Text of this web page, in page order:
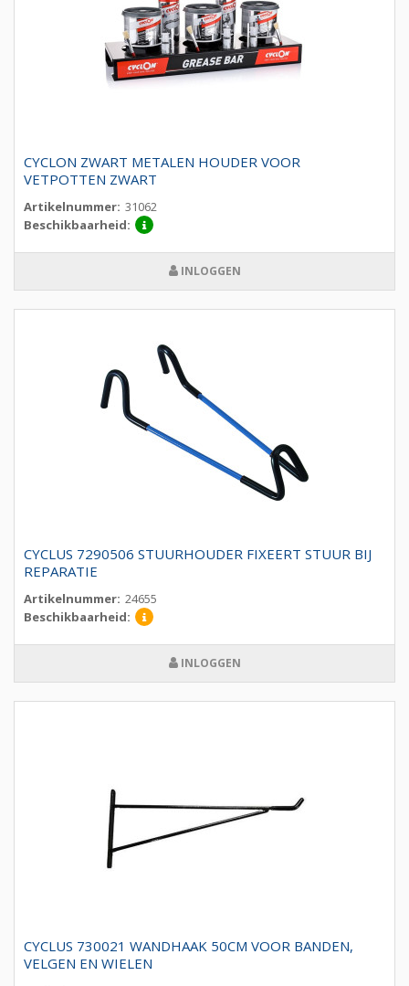
CYCLON ZWART METALEN HOUDER VOOR
VETPOTTEN ZWART
Artikelnummer: 31062
Beschikbaarheid:
INLOGGEN
CYCLUS 7290506 STUURHOUDER FIXEERT STUUR BIJ
REPARATIE
Artikelnummer: 24655
Beschikbaarheid:
INLOGGEN
CYCLUS 730021 WANDHAAK 50CM VOOR BANDEN,
VELGEN EN WIELEN